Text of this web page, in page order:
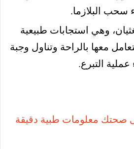
سحب البلازما.
وهي استجابات طبيعية
معها بالراحة وتناول وجبة
عملية التبرع.